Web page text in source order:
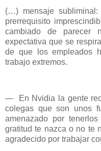
(…) mensaje
prerrequisito
cambiado de parecer
expectativa que se
de que los empleados
trabajo extremos.
—
En Nvidia la gente
colegas que son unos
amenazado por
gratitud te nazca o no te
agradecido por trabajar